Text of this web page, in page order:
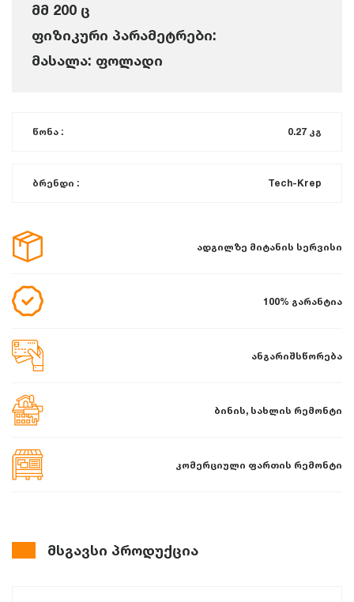
მმ 200 ც
ფიზიკური პარამეტრები:
მასალა: ფოლადი
წონა : 0.27 კგ
ბრენდი : Tech-Krep
ადგილზე მიტანის სერვისი
100% გარანტია
ანგარიშსწორება
ბინის, სახლის რემონტი
კომერციული ფართის რემონტი
მსგავსი პროდუქცია